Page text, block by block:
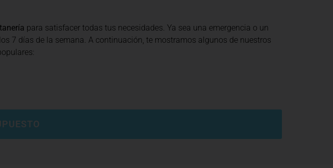
para satisfacer todas tus necesidades. Ya sea una emergencia o un
7 días de la semana. A continuación, te mostramos algunos de nuestros